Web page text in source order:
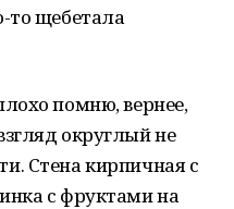
то щебетала
помню, вернее,
округлый не
Стена кирпичная с
с фруктами на